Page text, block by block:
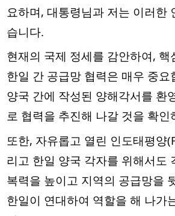
요하며, 대통령님과 저는 이러한
습니다.
현재의 국제 정세를 감안하여,
한일 간 공급망 협력은 매우 중요
양국 간에 작성된 양해각서를 환
로 협력을 추진해 나갈 것을 확인
또한, 자유롭고 열린 인도태평양
리고 한일 양국 각자를 위해서도
복력을 높이고 지역의 공급망을
한일이 연대하여 역할을 해 나가